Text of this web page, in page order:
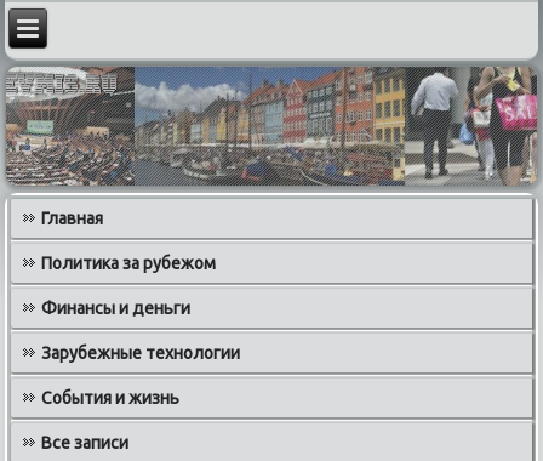
Главная
Политика за рубежом
Финансы и деньги
Зарубежные технологии
События и жизнь
Все записи